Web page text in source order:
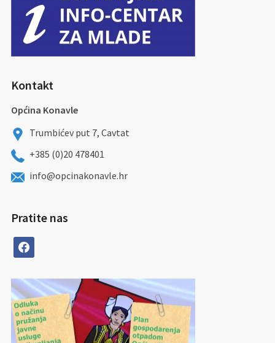
Kontakt
Općina Konavle
Trumbićev put 7, Cavtat
+385 (0)20 478401
info@opcinakonavle.hr
Pratite nas
facebook